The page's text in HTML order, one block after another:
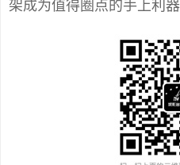
架成为值得圈点的手上利器